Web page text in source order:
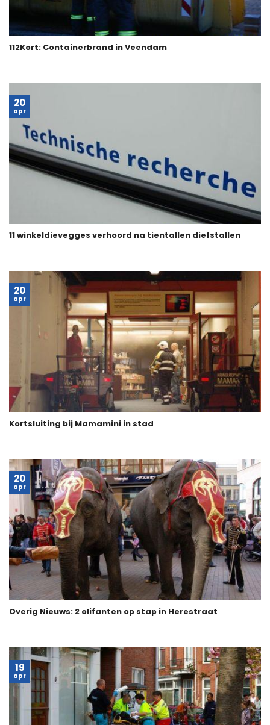
112Kort: Containerbrand in Veendam
11 winkeldievegges verhoord na tientallen diefstallen
20
apr
Kortsluiting bij Mamamini in stad
20
apr
Overig Nieuws: 2 olifanten op stap in Herestraat
20
apr
19
apr